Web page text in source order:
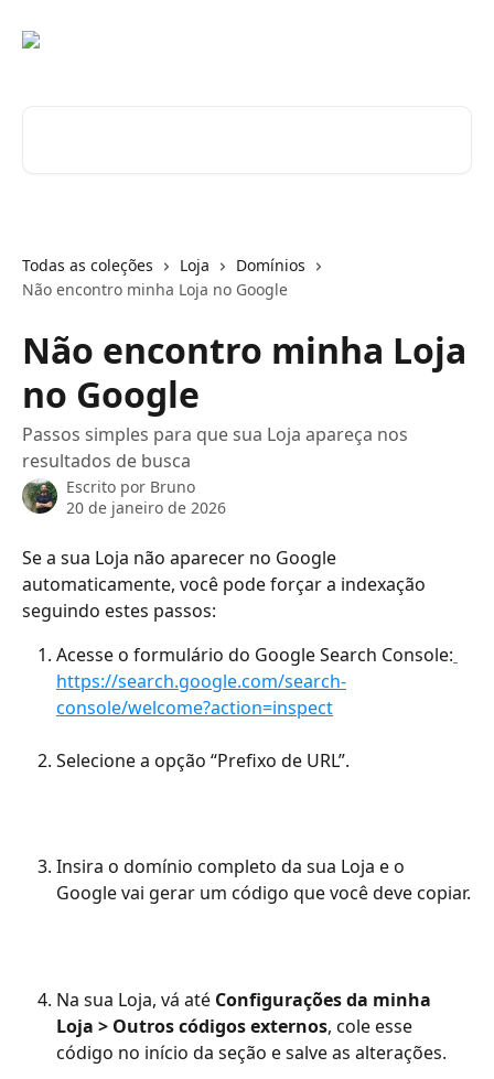
Todas as coleções Loja
Domínios
Não encontro minha Loja no Google
Não encontro minha Loja
no Google
Passos simples para que sua Loja apareça nos
resultados de busca
Escrito por Bruno
20 de janeiro de 2026
Se a sua Loja não aparecer no Google
automaticamente, você pode forçar a indexação
seguindo estes passos:
Acesse o formulário do Google Search Console:
https://search.google.com/search-
console/welcome?action=inspect
Selecione a opção “Prefixo de URL”.
Insira o domínio completo da sua Loja e o
Google vai gerar um código que você deve copiar.
Na sua Loja, vá até Configurações da minha
Loja > Outros códigos externos, cole esse
código no início da seção e salve as alterações.